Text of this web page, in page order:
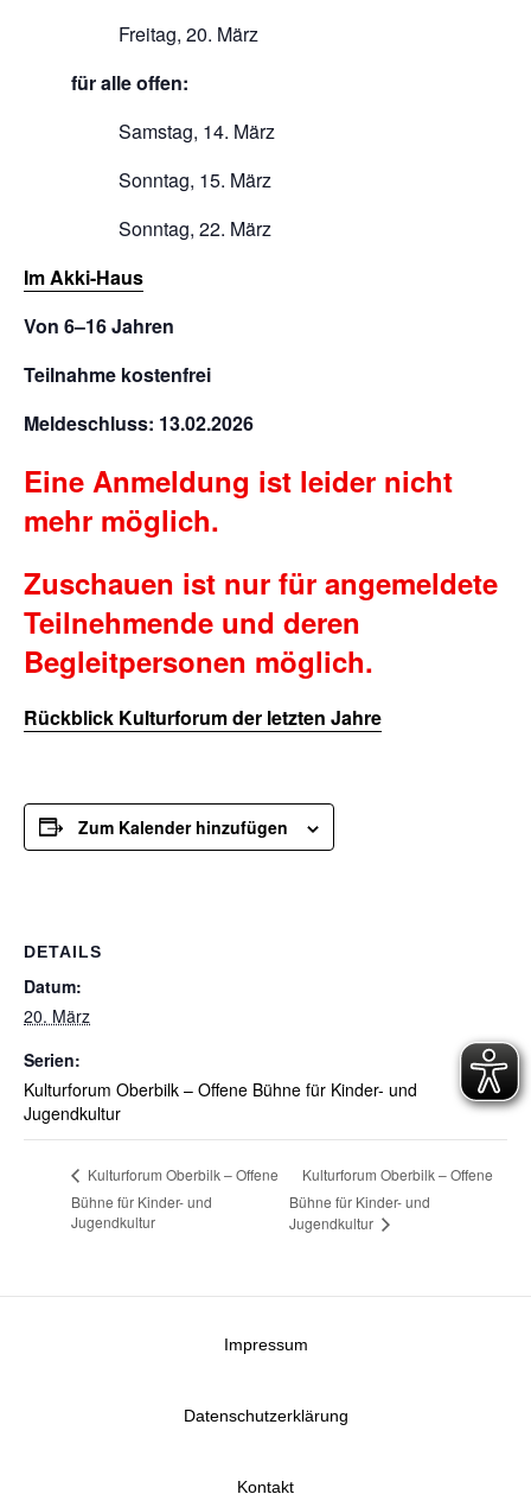
Freitag, 20. März
für alle offen:
Samstag, 14. März
Sonntag, 15. März
Sonntag, 22. März
Im Akki-Haus
Von 6–16 Jahren
Teilnahme kostenfrei
Meldeschluss: 13.02.2026
Eine Anmeldung ist leider nicht
mehr möglich.
Zuschauen ist nur für angemeldete
Teilnehmende und deren
Begleitpersonen möglich.
Rückblick Kulturforum der letzten Jahre
Zum Kalender hinzufügen
DETAILS
Datum:
20. März
Serien:
Kulturforum Oberbilk – Offene Bühne für Kinder- und
Jugendkultur
Kulturforum Oberbilk – Offene
Bühne für Kinder- und
Jugendkultur
Kulturforum Oberbilk – Offene
Bühne für Kinder- und
Jugendkultur
Impressum
Datenschutzerklärung
Kontakt